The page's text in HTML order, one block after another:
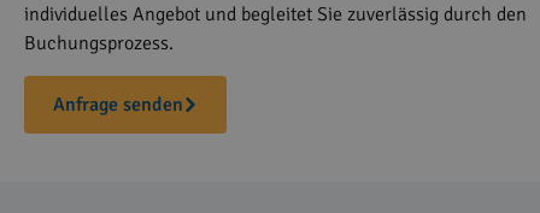
individuelles Angebot und begleitet Sie zuverlässig durch den
Buchungsprozess.
Anfrage senden